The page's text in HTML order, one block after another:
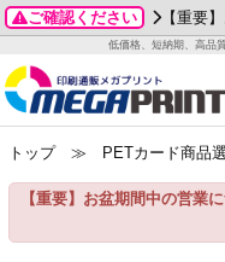
ご確認ください 【重要
低価格、短納期、高品
グッズ
ステッカー
お客様へ
いて
刷
カード印刷
デー
成前に
ガイド
ード印刷
名刺印刷
一覧
わせ
2026年 8月
月
火 水 木
3
4 5 6
トップ≫ PETカード商品
【重要】お盆期間中の営業